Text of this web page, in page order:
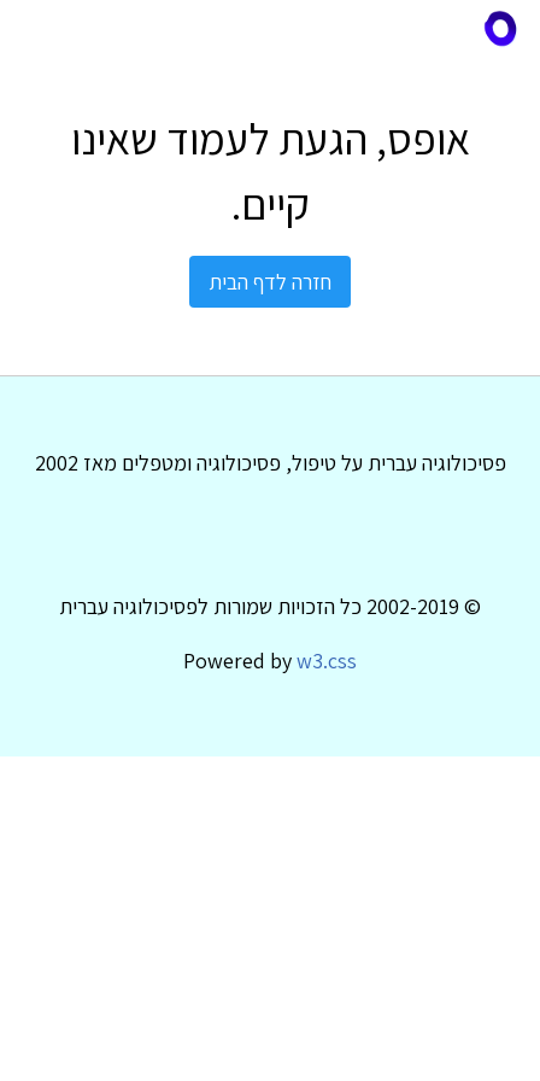
אופס, הגעת לעמוד שאינו
קיים.
חזרה לדף הבית
פסיכולוגיה עברית על טיפול, פסיכולוגיה ומטפלים מאז 2002
© 2002-2019 כל הזכויות שמורות לפסיכולוגיה עברית
Powered byw3.css